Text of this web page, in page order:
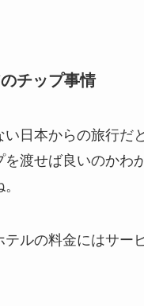
チップ事情
い日本からの旅行だ
を渡せば良いのかわ
テルの料金にはサー